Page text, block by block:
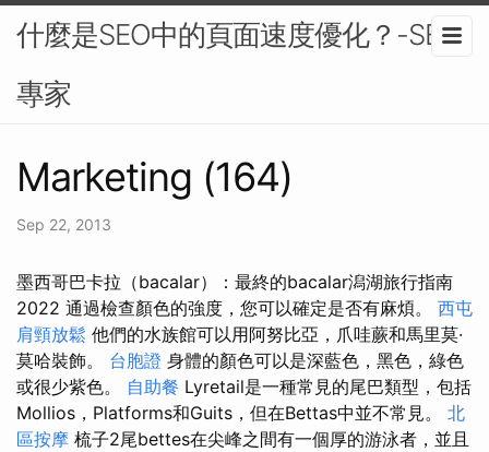
什麼是SEO中的頁面速度優化？-SEO
專家
Marketing (164)
Sep 22, 2013
墨西哥巴卡拉（bacalar）：最終的bacalar潟湖旅行指南
2022 通過檢查顏色的強度，您可以確定是否有麻煩。 西屯
肩頸放鬆 他們的水族館可以用阿努比亞，爪哇蕨和馬里莫·
莫哈裝飾。 台胞證 身體的顏色可以是深藍色，黑色，綠色
或很少紫色。 自助餐 Lyretail是一種常見的尾巴類型，包括
Mollios，Platforms和Guits，但在Bettas中並不常見。 北
區按摩 梳子2尾bettes在尖峰之間有一個厚的游泳者，並且